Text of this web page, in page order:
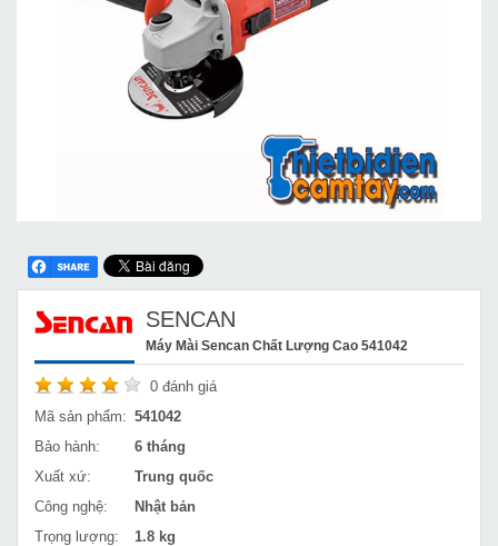
SENCAN
Máy Mài Sencan Chất Lượng Cao 541042
0 đánh giá
Mã sản phẩm: 541042
Bảo hành:
6 tháng
Xuất xứ:
Trung quốc
Công nghệ:
Nhật bản
Trọng lượng:
1.8 kg